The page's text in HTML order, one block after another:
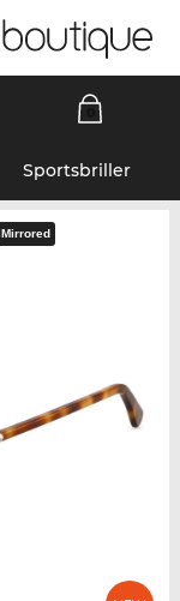
Sportsbriller
Mirrored